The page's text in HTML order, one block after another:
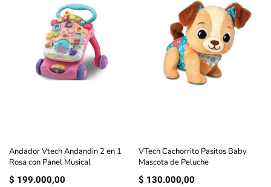
Andador Vtech Andandin 2 en 1
Rosa con Panel Musical
$ 199.000,00
VTech Cachorrito Pasitos Baby
Mascota de Peluche
$ 130.000,00